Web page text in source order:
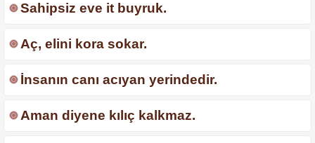
Sahipsiz eve it buyruk.
Aç, elini kora sokar.
İnsanın canı acıyan yerindedir.
Aman diyene kılıç kalkmaz.